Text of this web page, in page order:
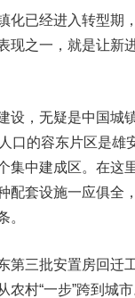
已经进入转型期
现之一，就是让新
，无疑是中国城
口的容东片区是雄
集中建成区。在这
套设施一应俱全
。
三批安置房回迁
农村“一步”跨到城